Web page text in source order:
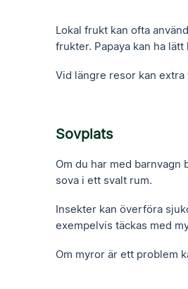
Lokal frukt kan ofta
frukter. Papaya kan ha
Vid längre resor kan
Sovplats
Om du har med
sova i ett svalt rum.
Insekter kan överföra
exempelvis täckas med
Om myror är ett problem